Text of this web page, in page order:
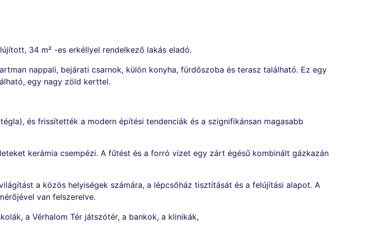
34 m² -es erkéllyel rendelkező lakás eladó.
nappali, bejárati csarnok, külön konyha, fürdőszoba és terasz található. Ez egy
egy nagy zöld kerttel.
és frissítették a modern építési tendenciák és a szignifikánsan magasabb
kerámia csempézi. A fűtést és a forró vizet egy zárt égésű kombinált gázkazán
a közös helyiségek számára, a lépcsőház tisztítását és a felújítási alapot. A
van felszerelve.
a Vérhalom Tér játszótér, a bankok, a klinikák,